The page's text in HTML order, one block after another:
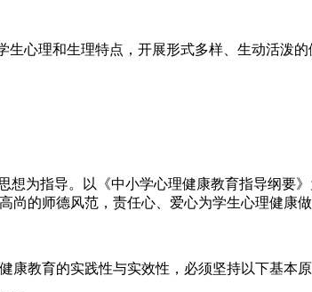
生心理和生理特点，开展形式多样、生动活泼
想为指导。以《中小学心理健康教育指导纲要
的师德风范，责任心、爱心为学生心理健康做
康教育的实践性与实效性，必须坚持以下基本原